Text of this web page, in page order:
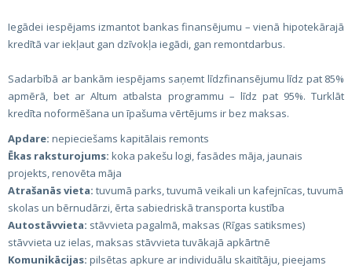
Iegādei iespējams izmantot bankas finansējumu – vienā hipotekārajā
kredītā var iekļaut gan dzīvokļa iegādi, gan remontdarbus.
Sadarbībā ar bankām iespējams saņemt līdzfinansējumu līdz pat 85%
apmērā, bet ar Altum atbalsta programmu – līdz pat 95%. Turklāt
kredīta noformēšana un īpašuma vērtējums ir bez maksas.
Apdare: nepieciešams kapitālais remonts
Ēkas raksturojums: koka pakešu logi, fasādes māja, jaunais
projekts, renovēta māja
Atrašanās vieta: tuvumā parks, tuvumā veikali un kafejnīcas, tuvumā
skolas un bērnudārzi, ērta sabiedriskā transporta kustība
Autostāvvieta: stāvvieta pagalmā, maksas (Rīgas satiksmes)
stāvvieta uz ielas, maksas stāvvieta tuvākajā apkārtnē
Komunikācijas: pilsētas apkure ar individuālu skaitītāju, pieejams